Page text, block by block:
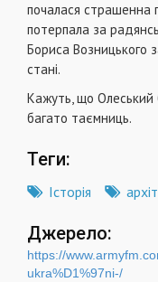
почалася страшенна
потерпала за
Бориса Возницького
стані.
Кажуть, що Олеський
багато таємниць.
Теги:
Історія
Джерело:
https://
ukra%D1%97ni-/